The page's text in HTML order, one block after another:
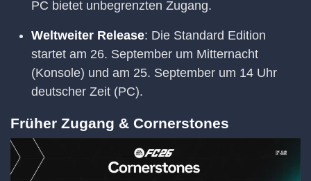
PC bietet unbegrenzten Zugang.
Weltweiter Release: Die Standard Edition
startet am 26. September um Mitternacht
(Konsole) und am 25. September um 14 Uhr
deutscher Zeit (PC).
Früher Zugang & Cornerstones